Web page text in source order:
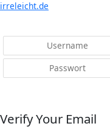
irreleicht.de
Verify Your Email
Menü